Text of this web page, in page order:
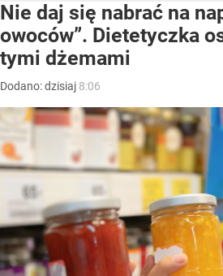
Nie daj się nabrać na
owoców”. Dietetyczka
tymi dżemami
Dodano:dzisiaj 8:06